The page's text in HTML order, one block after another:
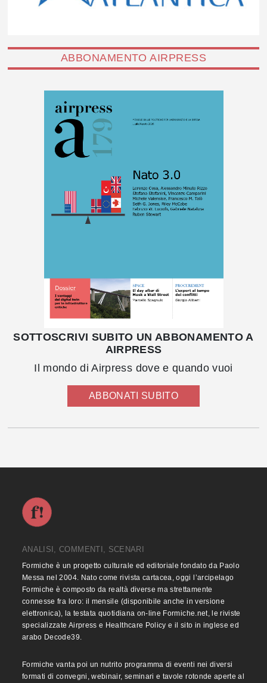
ABBONAMENTO AIRPRESS
SOTTOSCRIVI SUBITO UN ABBONAMENTO A
AIRPRESS
Il mondo di Airpress dove e quando vuoi
ABBONATI SUBITO
ANALISI, COMMENTI, SCENARI
Formiche è un progetto culturale ed editoriale fondato da Paolo
Messa nel 2004. Nato come rivista cartacea, oggi l’arcipelago
Formiche è composto da realtà diverse ma strettamente
connesse fra loro: il mensile (disponibile anche in versione
elettronica), la testata quotidiana on-line Formiche.net, le riviste
specializzate Airpress e Healthcare Policy e il sito in inglese ed
arabo Decode39.
Formiche vanta poi un nutrito programma di eventi nei diversi
formati di convegni, webinair, seminari e tavole rotonde aperte al